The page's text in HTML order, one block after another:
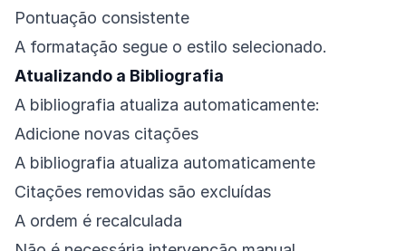
Pontuação consistente
A formatação segue o estilo selecionado.
Atualizando a Bibliografia
A bibliografia atualiza automaticamente:
Adicione novas citações
A bibliografia atualiza automaticamente
Citações removidas são excluídas
A ordem é recalculada